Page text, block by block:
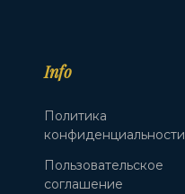
Info
Политика
конфиденциальности
Пользовательское
соглашение